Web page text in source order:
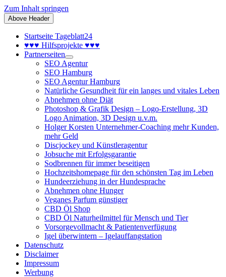
Zum Inhalt springen
Above Header
Startseite Tageblatt24
♥♥♥ Hilfsprojekte ♥♥♥
Partnerseiten
SEO Agentur
SEO Hamburg
SEO Agentur Hamburg
Natürliche Gesundheit für ein langes und vitales Leben
Abnehmen ohne Diät
Photoshop & Grafik Design – Logo-Erstellung, 3D
Logo Animation, 3D Design u.v.m.
Holger Korsten Unternehmer-Coaching mehr Kunden,
mehr Geld
Discjockey und Künstleragentur
Jobsuche mit Erfolgsgarantie
Sodbrennen für immer beseitigen
Hochzeitshomepage für den schönsten Tag im Leben
Hundeerziehung in der Hundesprache
Abnehmen ohne Hunger
Veganes Parfum günstiger
CBD Öl Shop
CBD Öl Naturheilmittel für Mensch und Tier
Vorsorgevollmacht & Patientenverfügung
Igel überwintern – Igelauffangstation
Datenschutz
Disclaimer
Impressum
Werbung